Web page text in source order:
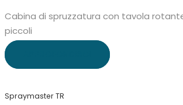
Cabina di spruzzatura con tavola
piccoli
Spraymaster TR